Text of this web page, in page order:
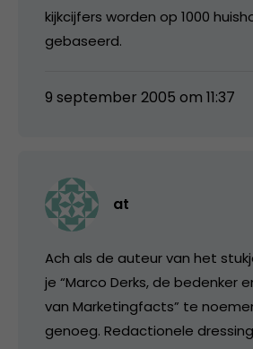
kijkcijfers worden op 1000
gebaseerd.
9 september 2005 om 11:37
at
Ach als de auteur van het
je “Marco Derks, de bedenker
van Marketingfacts” te
genoeg. Redactionele